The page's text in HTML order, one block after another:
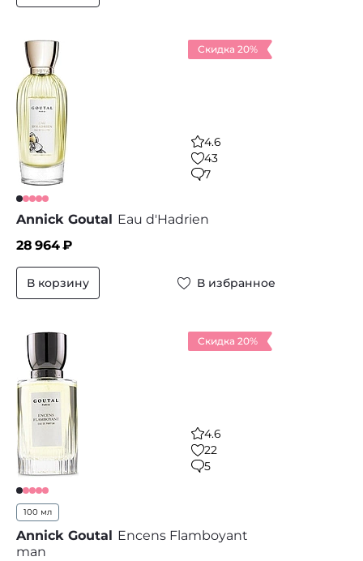
Скидка 20%
4.6
43
7
Annick Goutal Eau d'Hadrien
28 964₽
В корзину В избранное
Скидка 20%
4.6
22
5
100 мл
Annick Goutal Encens Flamboyant
man